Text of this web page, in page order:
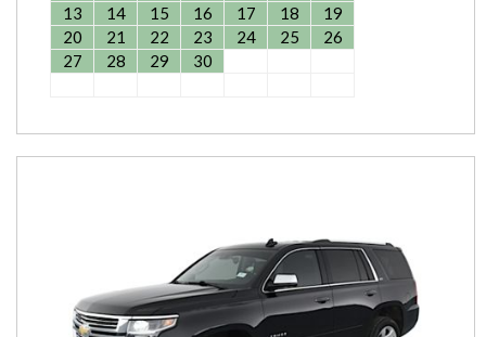
13
14 15 16 17 18
19
20
21 22 23 24 25
26
27
28 29 30